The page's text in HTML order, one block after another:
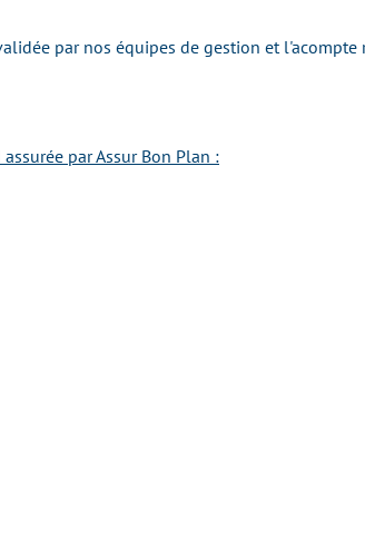
par nos équipes de gestion et l'acompte
par Assur Bon Plan :